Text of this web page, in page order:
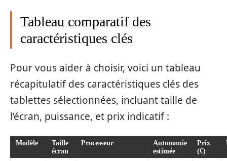
Tableau comparatif des
caractéristiques clés
Pour vous aider à choisir, voici un tableau
récapitulatif des caractéristiques clés des
tablettes sélectionnées, incluant taille de
l’écran, puissance, et prix indicatif :
Modèle
Taille
écran
Processeur
Autonomie
estimée
Prix
(€)